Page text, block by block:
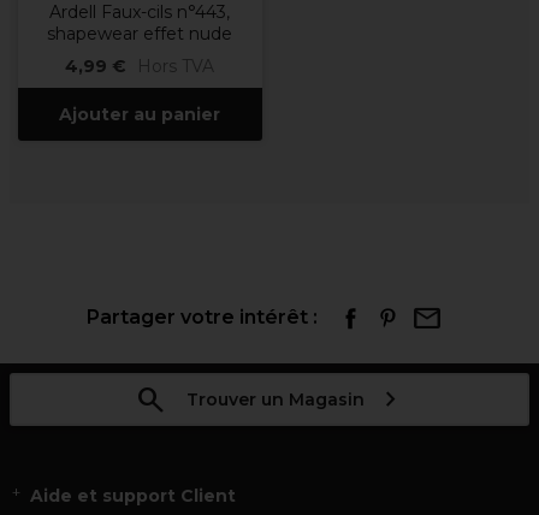
Ardell Faux-cils n°443,
shapewear effet nude
4,99 €
Hors TVA
Ajouter au panier
Partager votre intérêt :
Trouver un Magasin
Aide et support Client